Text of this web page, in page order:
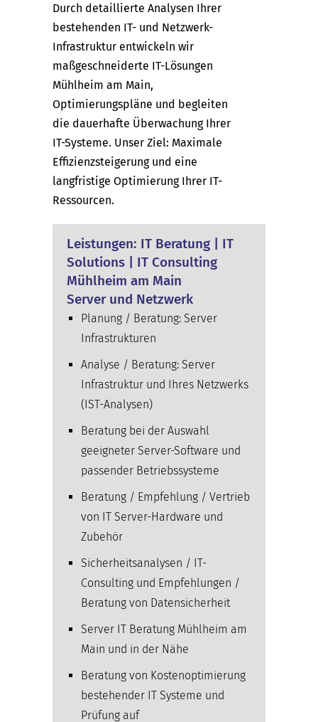
Durch detaillierte Analysen Ihrer
bestehenden IT- und Netzwerk-
Infrastruktur entwickeln wir
maßgeschneiderte IT-Lösungen
Mühlheim am Main,
Optimierungspläne und begleiten
die dauerhafte Überwachung Ihrer
IT-Systeme. Unser Ziel: Maximale
Effizienzsteigerung und eine
langfristige Optimierung Ihrer IT-
Ressourcen.
Leistungen: IT Beratung | IT
Solutions | IT Consulting
Mühlheim am Main
Server und Netzwerk
Planung / Beratung: Server
Infrastrukturen
Analyse / Beratung: Server
Infrastruktur und Ihres Netzwerks
(IST-Analysen)
Beratung bei der Auswahl
geeigneter Server-Software und
passender Betriebssysteme
Beratung / Empfehlung / Vertrieb
von IT Server-Hardware und
Zubehör
Sicherheitsanalysen / IT-
Consulting und Empfehlungen /
Beratung von Datensicherheit
Server IT Beratung Mühlheim am
Main und in der Nähe
Beratung von Kostenoptimierung
bestehender IT Systeme und
Prüfung auf